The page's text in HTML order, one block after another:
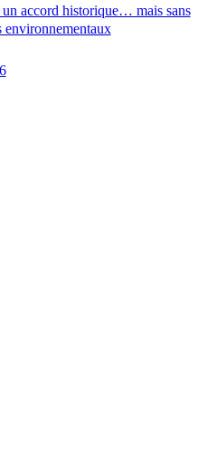
accord historique… mais sans
environnementaux